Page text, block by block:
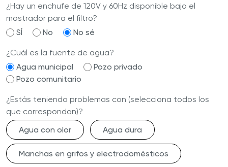
¿Hay un enchufe de 120V y 60Hz disponible bajo el
mostrador para el filtro?
SÍ
No No sé
¿Cuál es la fuente de agua?
Agua municipal
Pozo privado
Pozo comunitario
¿Estás teniendo problemas con (selecciona todos los
que correspondan)?
Agua con olor
Agua dura
Manchas en grifos y electrodomésticos